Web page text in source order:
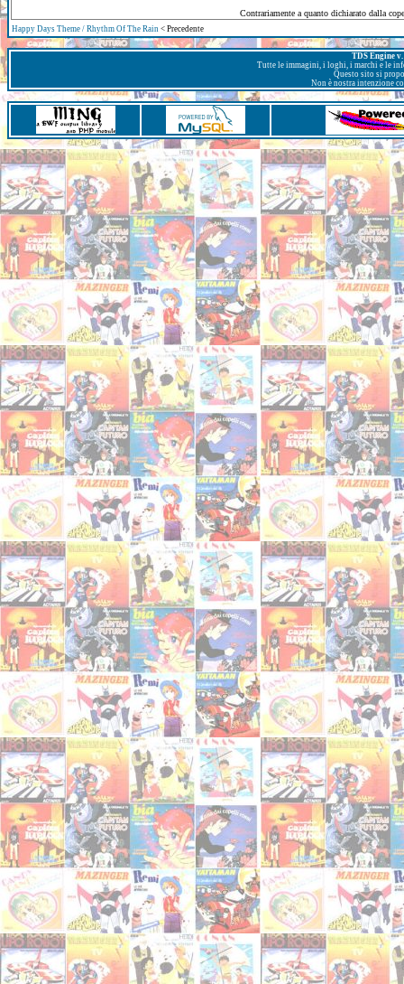
Contrariamente a quanto dichiarato dalla
Happy Days Theme / Rhythm Of The Rain < Precedente
TDS Engine
Tutte le immagini, i loghi, i marchi e le
Questo sito si
Non è nostra intenzione